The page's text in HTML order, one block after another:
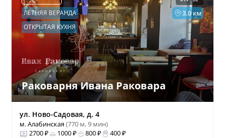
3.0 км
ЛЕТНЯЯ ВЕРАНДА
ОТКРЫТАЯ КУХНЯ
Раковарня Ивана Раковара
ул. Ново-Садовая, д. 4
м. Алабинская(770 м, 9 мин)
2700 ₽
1000 ₽ 800 ₽ 400 ₽